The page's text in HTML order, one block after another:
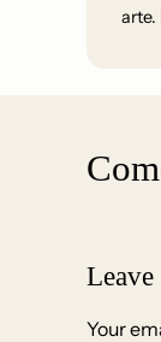
arte.
Your